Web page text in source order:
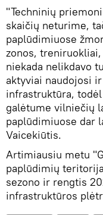
"Techninių
skaičių neturime,
paplūdimiuose
zonos,
niekada nelikdavo
aktyviai naudojosi
infrastruktūra,
galėtume vilniečių
paplūdimiuose dar
Vaicekiūtis.
Artimiausiu metu
paplūdimių
sezono ir rengtis
infrastruktūros